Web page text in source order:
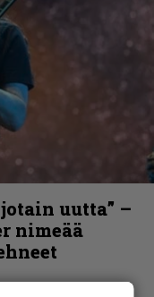
uutta” –
nimeää